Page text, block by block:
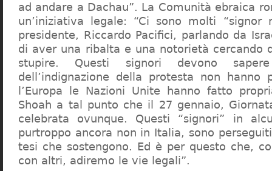
ad andare a Dachau”. La Comunità ebraica
un’iniziativa legale: “Ci sono molti “signor
presidente, Riccardo Pacifici, parlando da
di aver una ribalta e una notorietà cercando
stupire. Questi signori devono
dell’indignazione della protesta non hanno
l’Europa le Nazioni Unite hanno fatto
Shoah a tal punto che il 27 gennaio,
celebrata ovunque. Questi “signori” in
purtroppo ancora non in Italia, sono
tesi che sostengono. Ed è per questo che,
con altri, adiremo le vie legali”.